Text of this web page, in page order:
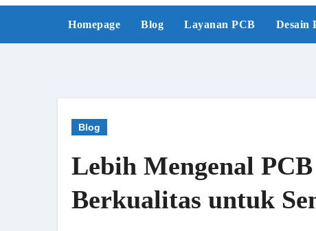
Skip
content
Homepage Blog Layanan PCB Desain
Blog
Lebih Mengenal
Berkualitas untuk